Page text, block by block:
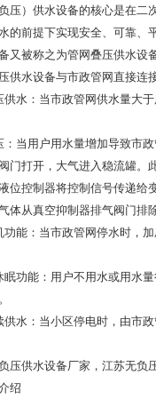
）供水设备的核心是在二
的前提下实现安全、可靠、
被称之为管网叠压供水设备
水设备与市政管网直接连接
：当市政管网供水量大于
用户用水量增加导致市政
门打开，大气进入稳流罐。
位控制器将控制信号传递给
体从真空抑制器排气阀门排
：当市政管网停水时，加
能：用户不用水或用水量
：当小区停电时，由市政
压供水设备厂家，江苏无
绍